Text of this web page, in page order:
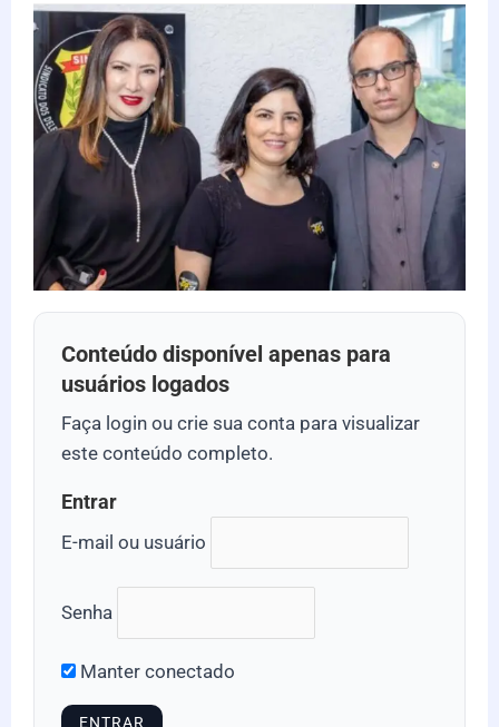
Conteúdo disponível apenas para
usuários logados
Faça login ou crie sua conta para visualizar
este conteúdo completo.
Entrar
E-mail ou usuário
Senha
Manter conectado